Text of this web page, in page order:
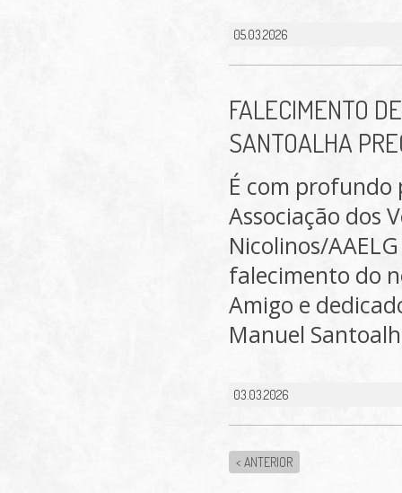
05.03.2026
FALECIMENTO
SANTOALHA
É com profundo
Associação dos
Nicolinos/
falecimento do
Amigo e
Manuel
03.03.2026
< ANTERIOR